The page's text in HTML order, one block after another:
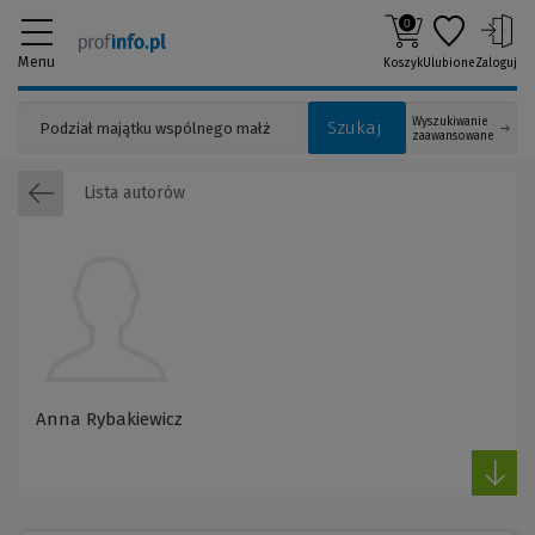
Menu
Szukaj
Wyszukiwanie
zaawansowane
0
KoszykUlubioneZaloguj
Anna Rybakiewicz
Lista autorów